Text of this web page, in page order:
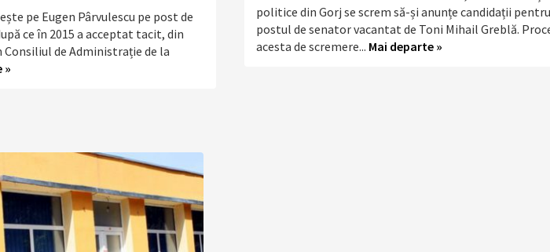
pe Eugen Pârvulescu pe post de
ce în 2015 a acceptat tacit, din
de Administrație de la
»
politice din Gorj se screm să-și anunțe candidații pentru
postul de senator vacantat de Toni Mihail Greblă.
acesta de scremere... Mai departe »